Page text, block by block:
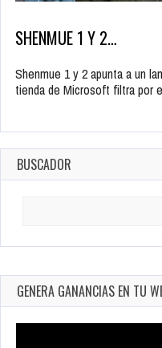
SHENMUE 1 Y 2…
Shenmue 1 y 2 apunta a un
tienda de Microsoft filtra por
BUSCADOR
GENERA GANANCIAS EN TU